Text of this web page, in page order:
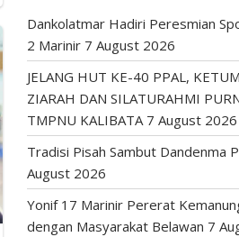
Dankolatmar Hadiri Peresmian
2 Marinir 7 August 2026
JELANG HUT KE-40 PPAL,
ZIARAH DAN SILATURAHMI
TMPNU KALIBATA 7 August 2026
Tradisi Pisah Sambut Dandenma
August 2026
Yonif 17 Marinir Pererat
dengan Masyarakat Belawan 7